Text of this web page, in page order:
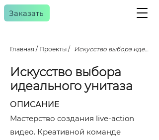
Заказать
a gency
Главная / Проекты / Искусство выбора
Искусство выбора
идеального унитаза
ОПИСАНИЕ
Мастерство создания live-action
видео. Креативной команде